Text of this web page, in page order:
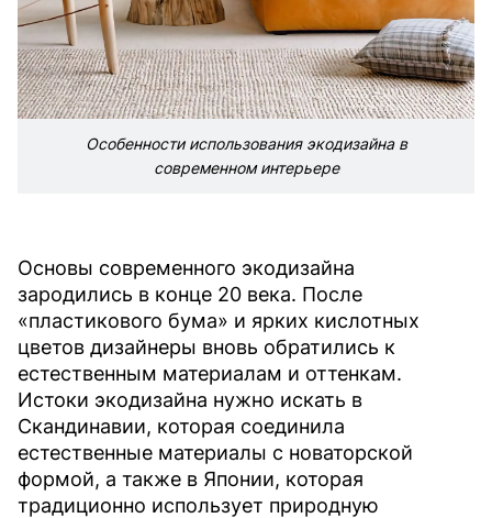
Особенности использования экодизайна в
современном интерьере
Основы современного экодизайна
зародились в конце 20 века. После
«пластикового бума» и ярких кислотных
цветов дизайнеры вновь обратились к
естественным материалам и оттенкам.
Истоки экодизайна нужно искать в
Скандинавии, которая соединила
естественные материалы с новаторской
формой, а также в Японии, которая
традиционно использует природную